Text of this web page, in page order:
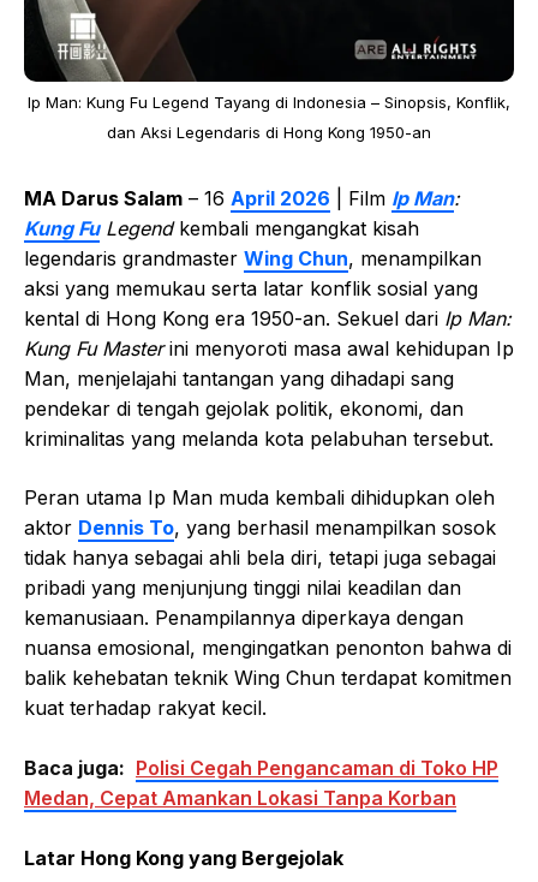
Ip Man: Kung Fu Legend Tayang di Indonesia – Sinopsis, Konflik,
dan Aksi Legendaris di Hong Kong 1950-an
MA Darus Salam – 16 April 2026 | Film Ip Man:
Kung FuLegendkembali mengangkat kisah
legendaris grandmaster Wing Chun, menampilkan
aksi yang memukau serta latar konflik sosial yang
kental di Hong Kong era 1950-an. Sekuel dari Ip Man:
Kung Fu Masterini menyoroti masa awal kehidupan Ip
Man, menjelajahi tantangan yang dihadapi sang
pendekar di tengah gejolak politik, ekonomi, dan
kriminalitas yang melanda kota pelabuhan tersebut.
Peran utama Ip Man muda kembali dihidupkan oleh
aktor Dennis To, yang berhasil menampilkan sosok
tidak hanya sebagai ahli bela diri, tetapi juga sebagai
pribadi yang menjunjung tinggi nilai keadilan dan
kemanusiaan. Penampilannya diperkaya dengan
nuansa emosional, mengingatkan penonton bahwa di
balik kehebatan teknik Wing Chun terdapat komitmen
kuat terhadap rakyat kecil.
Baca juga: Polisi Cegah Pengancaman di Toko HP
Medan, Cepat Amankan Lokasi Tanpa Korban
Latar Hong Kong yang Bergejolak